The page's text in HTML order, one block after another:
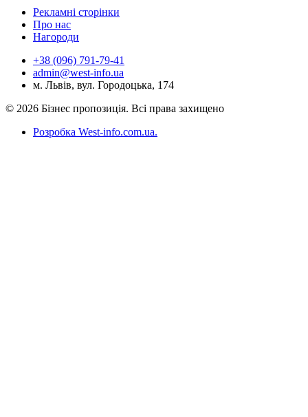
Рекламні сторінки
Про нас
Нагороди
+38 (096) 791-79-41
admin@west-info.ua
м. Львів, вул. Городоцька, 174
© 2026 Бізнес пропозиція. Всі права захищено
Розробка West-info.com.ua.